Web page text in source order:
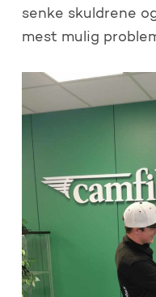
senke skuldrene
mest mulig